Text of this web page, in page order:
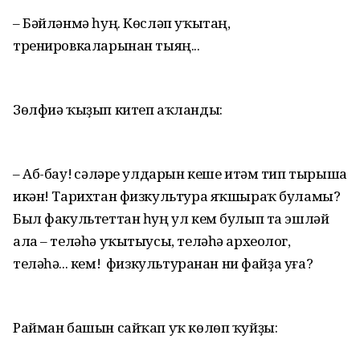
– Бәйләнмә һуң. Көсләп уҡытаң,
тренировкаларынан тыяң...
Зөлфиә ҡыҙып китеп аҡланды:
– Аб-бау! Әсәләре улдарын кеше итәм тип тырыша
икән! Тарихтан физкультура яҡшыраҡ буламы?
Был факультеттан һуң ул кем булып та эшләй
ала – теләһә уҡытыусы, теләһә археолог,
теләһә... кем! Ә физкультуранан ни файҙа уға?
Райман башын сайҡап уҡ көлөп ҡуйҙы: